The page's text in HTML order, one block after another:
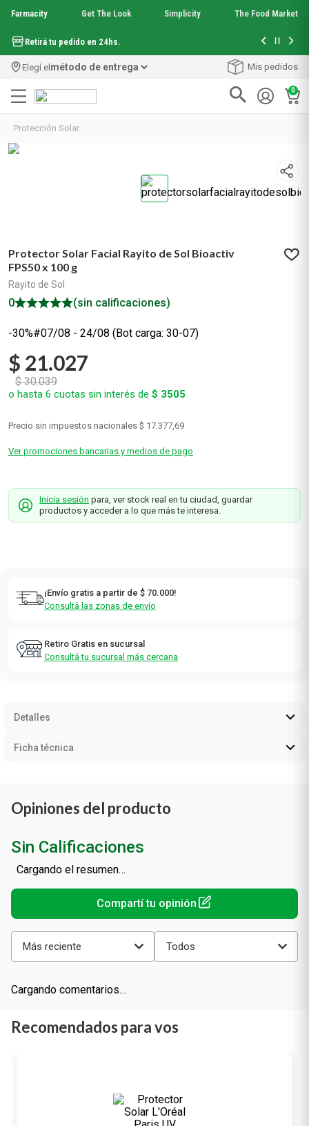
Farmacity Get The Look Simplicity The Food Market
Retirá tu pedido en 24hs. Hasta 6
Elegí elmétodo de entrega Mis pedidos
0
Protección Solar
Protector Solar Facial Rayito de Sol Bioactiv
FPS50 x 100 g
Rayito de Sol
0 (sin calificaciones)
-30%
$ 21.027
$ 30.039
o hasta 6 cuotas sin interés de $ 3505
Precio sin impuestos nacionales $ 17.377,69
Ver promociones bancarias y medios de pago
Inicia sesión para, ver stock real en tu ciudad, guardar
productos y acceder a lo que más te interesa.
¡Envío gratis a partir de $ 70.000!
Consultá las zonas de envío
Retiro Gratis en sucursal
Consultá tu sucursal más cercana
Detalles
Ficha técnica
Opiniones del producto
Sin Calificaciones
Cargando el resumen…
Más reciente Todos
Cargando comentarios…
Recomendados para vos
2.
8.protector solar
9. serum elvive
10. nyx